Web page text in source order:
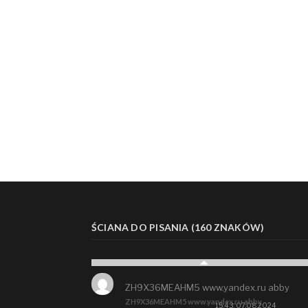
ŚCIANA DO PISANIA (160 ZNAKÓW)
ZH9X36MEAHM5 www.yandex.ru abby
ZH9X36MEAHM5 www.yandex.ru abby
15:43, 07.08.2024